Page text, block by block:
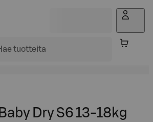
Dry S6 13-18kg